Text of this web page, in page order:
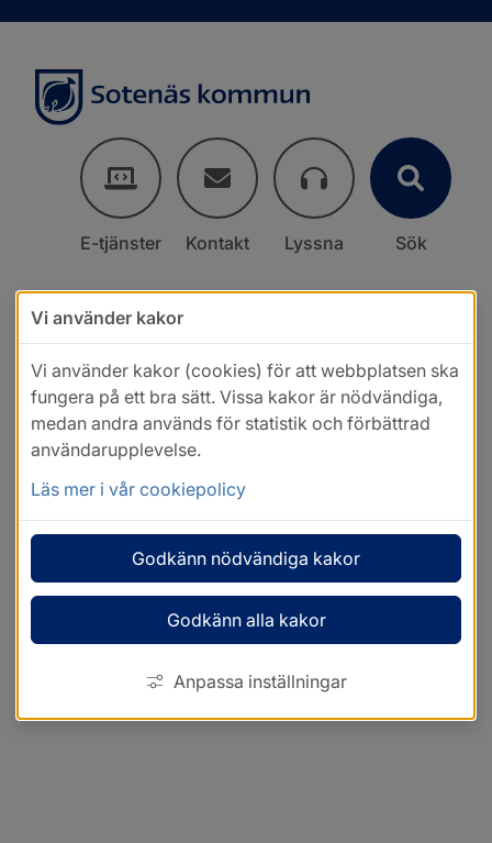
E-tjänster Kontakt Lyssna Sök
Vi använder kakor
Vi använder kakor (cookies) för att webbplatsen ska
fungera på ett bra sätt. Vissa kakor är nödvändiga,
medan andra används för statistik och förbättrad
användarupplevelse.
Läs mer i vår cookiepolicy
Godkänn nödvändiga kakor
Godkänn alla kakor
Anpassa inställningar